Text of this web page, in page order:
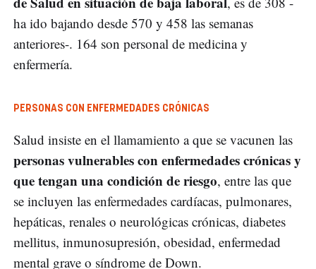
ha ido bajando desde 570 y 458 las semanas
anteriores-. 164 son personal de medicina y
enfermería.
PERSONAS CON ENFERMEDADES CRÓNICAS
Salud insiste en el llamamiento a que se vacunen las
personas vulnerables con enfermedades crónicas y
que tengan una condición de riesgo, entre las que
se incluyen las enfermedades cardíacas, pulmonares,
hepáticas, renales o neurológicas crónicas, diabetes
mellitus, inmunosupresión, obesidad, enfermedad
mental grave o síndrome de Down.